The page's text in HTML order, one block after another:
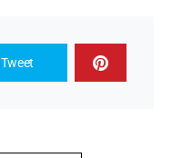
Tweet